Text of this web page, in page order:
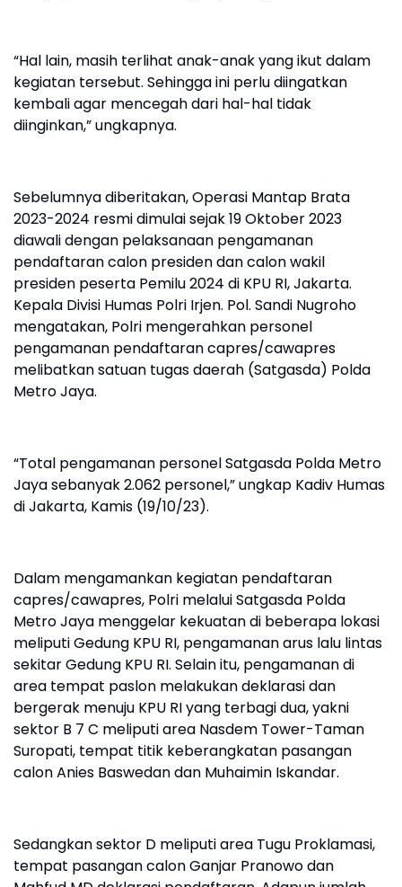
“Hal lain, masih terlihat anak-anak yang ikut dalam
kegiatan tersebut. Sehingga ini perlu diingatkan
kembali agar mencegah dari hal-hal tidak
diinginkan,” ungkapnya.
Sebelumnya diberitakan, Operasi Mantap Brata
2023-2024 resmi dimulai sejak 19 Oktober 2023
diawali dengan pelaksanaan pengamanan
pendaftaran calon presiden dan calon wakil
presiden peserta Pemilu 2024 di KPU RI, Jakarta.
Kepala Divisi Humas Polri Irjen. Pol. Sandi Nugroho
mengatakan, Polri mengerahkan personel
pengamanan pendaftaran capres/cawapres
melibatkan satuan tugas daerah (Satgasda) Polda
Metro Jaya.
“Total pengamanan personel Satgasda Polda Metro
Jaya sebanyak 2.062 personel,” ungkap Kadiv Humas
di Jakarta, Kamis (19/10/23).
Dalam mengamankan kegiatan pendaftaran
capres/cawapres, Polri melalui Satgasda Polda
Metro Jaya menggelar kekuatan di beberapa lokasi
meliputi Gedung KPU RI, pengamanan arus lalu lintas
sekitar Gedung KPU RI. Selain itu, pengamanan di
area tempat paslon melakukan deklarasi dan
bergerak menuju KPU RI yang terbagi dua, yakni
sektor B 7 C meliputi area Nasdem Tower-Taman
Suropati, tempat titik keberangkatan pasangan
calon Anies Baswedan dan Muhaimin Iskandar.
Sedangkan sektor D meliputi area Tugu Proklamasi,
tempat pasangan calon Ganjar Pranowo dan